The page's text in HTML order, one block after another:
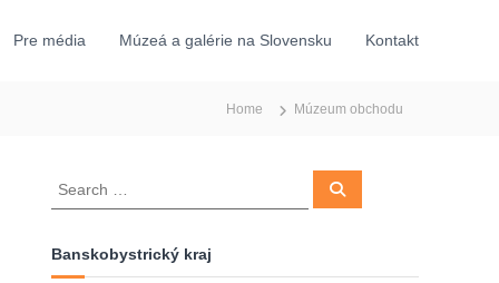
Pre média Múzeá a galérie na Slovensku Kontakt
Home Múzeum obchodu
r
c
S
Banskobystrický kraj